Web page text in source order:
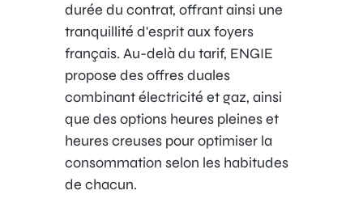
durée du contrat, offrant ainsi une
tranquillité d'esprit aux foyers
français. Au-delà du tarif, ENGIE
propose des offres duales
combinant électricité et gaz, ainsi
que des options heures pleines et
heures creuses pour optimiser la
consommation selon les habitudes
de chacun.